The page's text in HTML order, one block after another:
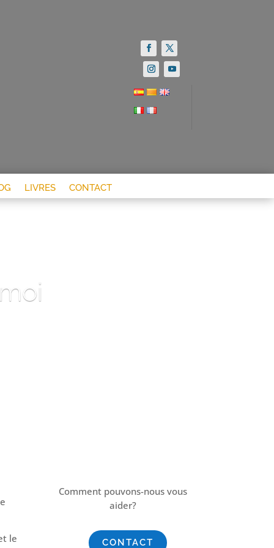
LIVRES CONTACT
le
Comment pouvons-nous vous
aider?
CONTACT